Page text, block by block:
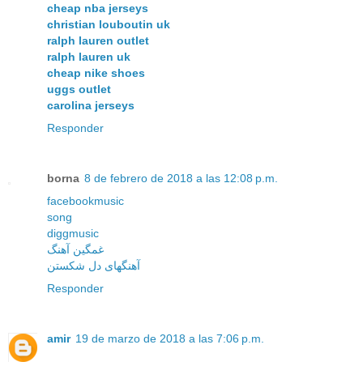
cheap nba jerseys
christian louboutin uk
ralph lauren outlet
ralph lauren uk
cheap nike shoes
uggs outlet
carolina jerseys
Responder
borna 8 de febrero de 2018 a las 12:08 p.m.
facebookmusic
song
diggmusic
غمگین آهنگ
آهنگهای دل شکستن
Responder
amir 19 de marzo de 2018 a las 7:06 p.m.